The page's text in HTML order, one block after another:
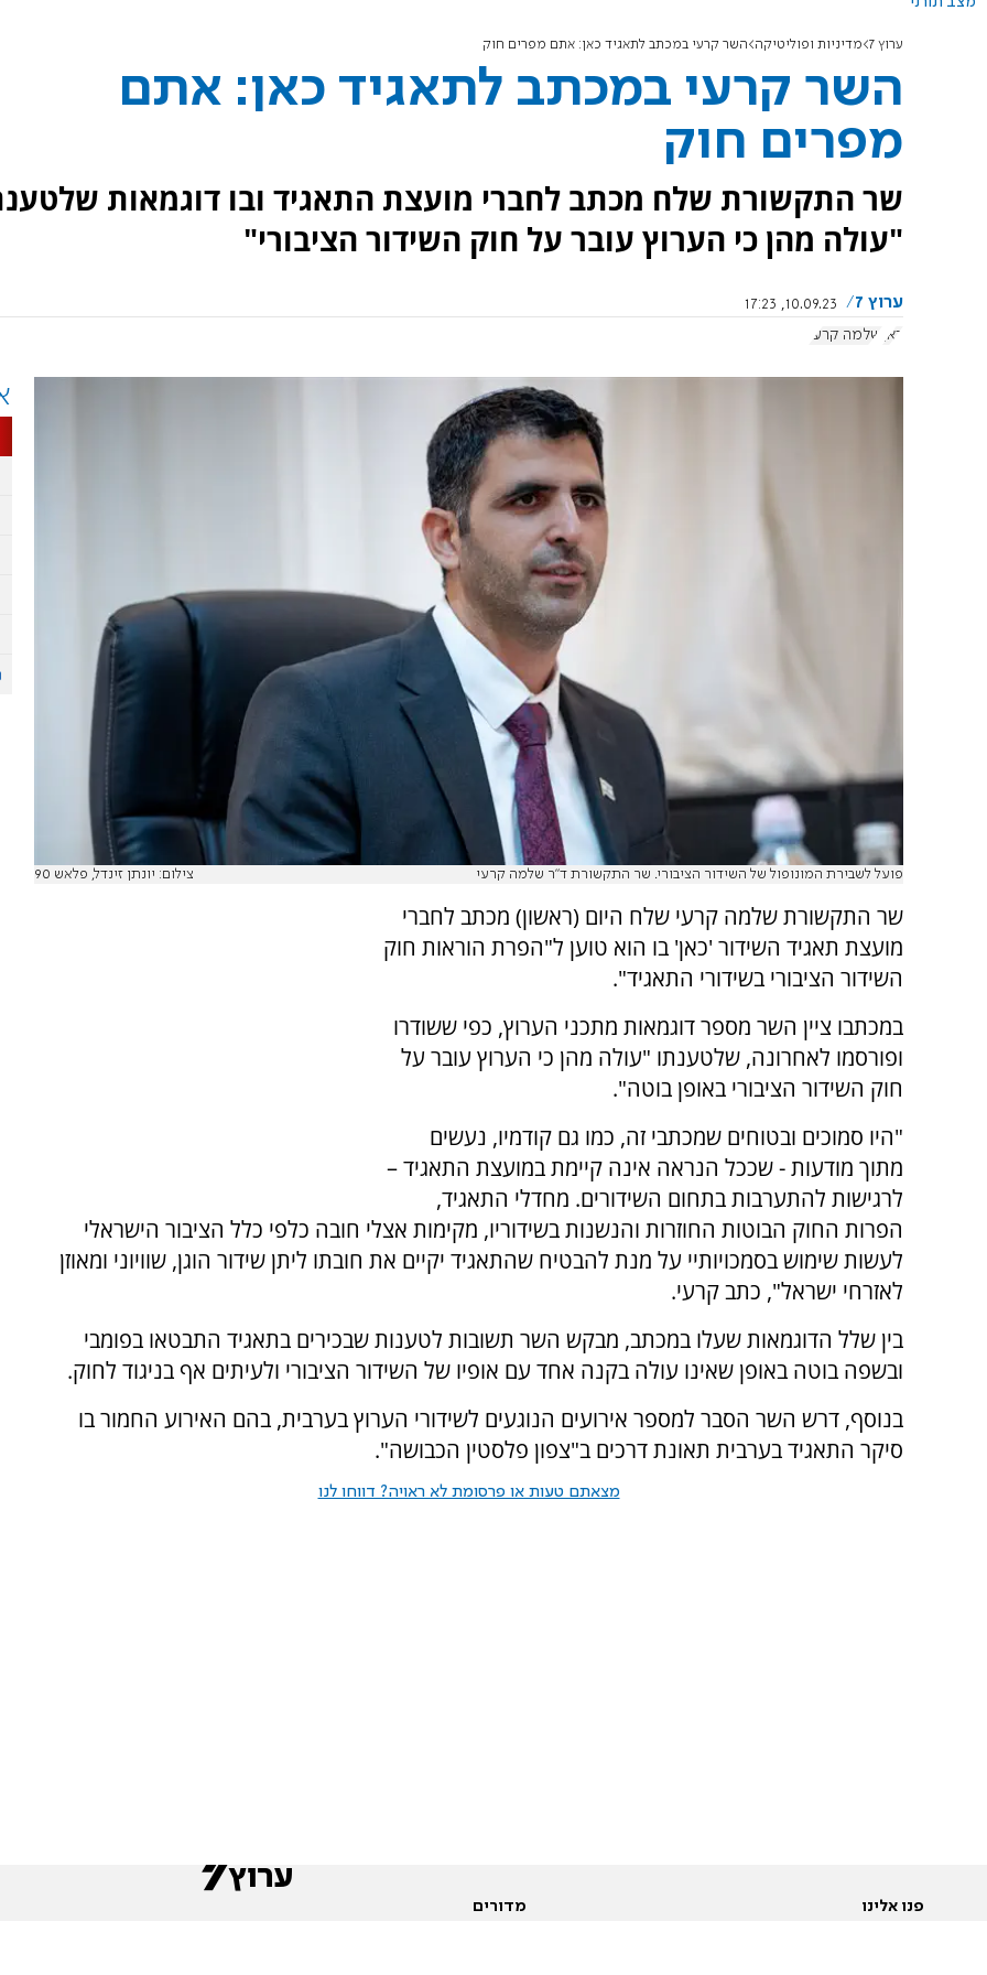
ערוץ 7 מדיניות ופוליטיקה השר קרעי במכתב לתאגיד כאן: אתם מפרים חוק
השר קרעי במכתב לתאגיד כאן: אתם
מפרים חוק
שר התקשורת שלח מכתב לחברי מועצת התאגיד ובו דוגמאות
"עולה מהן כי הערוץ עובר על חוק השידור הציבורי"
ערוץ 7
10.09.23, 17:23
כאן
שלמה קרעי
פועל לשבירת המונופול של השידור הציבורי. שר התקשורת ד"ר שלמה קרעי צילום: יונתן זינדל, פלאש 90
שר התקשורת שלמה קרעי שלח היום (ראשון) מכתב לחברי
מועצת תאגיד השידור 'כאן' בו הוא טוען ל"הפרת הוראות חוק
השידור הציבורי בשידורי התאגיד".
במכתבו ציין השר מספר דוגמאות מתכני הערוץ, כפי ששודרו
ופורסמו לאחרונה, שלטענתו "עולה מהן כי הערוץ עובר על
חוק השידור הציבורי באופן בוטה".
"היו סמוכים ובטוחים שמכתבי זה, כמו גם קודמיו, נעשים
מתוך מודעות - שככל הנראה אינה קיימת במועצת התאגיד –
לרגישות להתערבות בתחום השידורים. מחדלי התאגיד,
הפרות החוק הבוטות החוזרות והנשנות בשידוריו, מקימות אצלי חובה כלפי כלל הציבור הישראלי
לעשות שימוש בסמכויותיי על מנת להבטיח שהתאגיד יקיים את חובתו ליתן שידור הוגן, שוויוני ומאוזן
לאזרחי ישראל", כתב קרעי.
בין שלל הדוגמאות שעלו במכתב, מבקש השר תשובות לטענות שבכירים בתאגיד התבטאו בפומבי
ובשפה בוטה באופן שאינו עולה בקנה אחד עם אופיו של השידור הציבורי ולעיתים אף בניגוד לחוק.
בנוסף, דרש השר הסבר למספר אירועים הנוגעים לשידורי הערוץ בערבית, בהם האירוע החמור בו
סיקר התאגיד בערבית תאונת דרכים ב"צפון פלסטין הכבושה".
מצאתם טעות או פרסומת לא ראויה? דווחו לנו
פנו אלינו מדורים